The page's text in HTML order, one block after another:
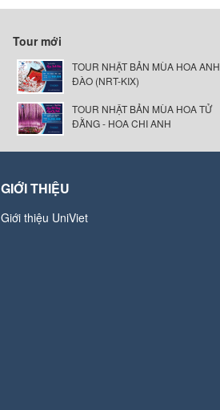
Tour mới
TOUR NHẬT BẢN MÙA HOA ANH
ĐÀO (NRT-KIX)
TOUR NHẬT BẢN MÙA HOA TỬ
ĐẰNG - HOA CHI ANH
GIỚI THIỆU
Giới thiệu UniViet